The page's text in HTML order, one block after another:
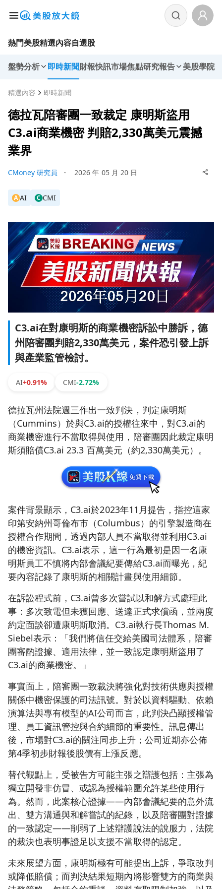
熱門美股精選內容自選股
盤勢分析 即時新聞財報快訊市場焦點研究報告 美股學院
精選內容 即時新聞
德拉瓦陪審團一致裁定 康明斯盜用
C3.ai商業機密 判賠2,330萬美元震撼
業界
CMoney 研究員 ・ 2026 年 05 月 20 日
A AI C CMI
C3.ai在對康明斯的商業機密訴訟中勝訴，德
州陪審團判賠2,330萬美元，案件恐引發上訴
與產業監管檢討。
AI+0.91% CMI-2.72%
德拉瓦州法院週三作出一致判決，判定康明斯
（Cummins）於與C3.ai的授權往來中，對C3.ai的
商業機密進行不當取得與使用，陪審團因此裁定康明
斯須賠償C3.ai 23.3 百萬美元（約2,330萬美元）。
案件背景顯示，C3.ai於2023年11月提告，指控這家
印第安納州哥倫布市（Columbus）的引擎製造商在
授權合作期間，透過內部人員不當取得並利用C3.ai
的機密資訊。C3.ai表示，這一行為最初是因一名康
明斯員工不慎將內部會議紀要傳給C3.ai而曝光，紀
要內容記錄了康明斯的相關計畫與使用細節。
在訴訟程式前，C3.ai曾多次嘗試以和解方式處理此
事：多次致電但未獲回應、送達正式求償函，並兩度
約定面談卻遭康明斯取消。C3.ai執行長Thomas M.
Siebel表示：「我們將信任交給美國司法體系，陪審
團審酌證據、適用法律，並一致認定康明斯盜用了
C3.ai的商業機密。」
事實面上，陪審團一致裁決將強化對技術供應與授權
關係中機密保護的司法訊號。對於以資料驅動、依賴
演算法與專有模型的AI公司而言，此判決凸顯授權管
理、員工資訊管控與合約細節的重要性。訊息傳出
後，市場對C3.ai的關注同步上升；公司近期亦公佈
第4季初步財報後股價有上漲反應。
替代觀點上，受被告方可能主張之辯護包括：主張為
獨立開發非仿冒、或認為授權範圍允許某些使用行
為。然而，此案核心證據——內部會議紀要的意外流
出、雙方溝通與和解嘗試的紀錄，以及陪審團對證據
的一致認定——削弱了上述辯護說法的說服力，法院
的裁決也表明事證足以支援不當取得的認定。
未來展望方面，康明斯極有可能提出上訴，爭取改判
或降低賠償；而判決結果短期內將影響雙方的商業與